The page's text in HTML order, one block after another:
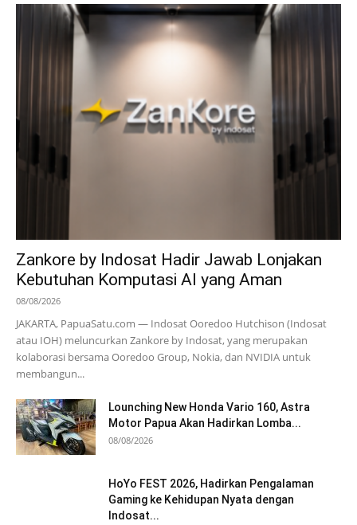
Zankore by Indosat Hadir Jawab Lonjakan
Kebutuhan Komputasi AI yang Aman
08/08/2026
JAKARTA, PapuaSatu.com — Indosat Ooredoo Hutchison (Indosat
atau IOH) meluncurkan Zankore by Indosat, yang merupakan
kolaborasi bersama Ooredoo Group, Nokia, dan NVIDIA untuk
membangun...
Lounching New Honda Vario 160, Astra
Motor Papua Akan Hadirkan Lomba...
08/08/2026
HoYo FEST 2026, Hadirkan Pengalaman
Gaming ke Kehidupan Nyata dengan
Indosat...